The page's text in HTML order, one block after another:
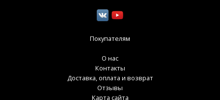
Покупателям
О нас
Контакты
Доставка, оплата и возврат
Отзывы
Карта сайта